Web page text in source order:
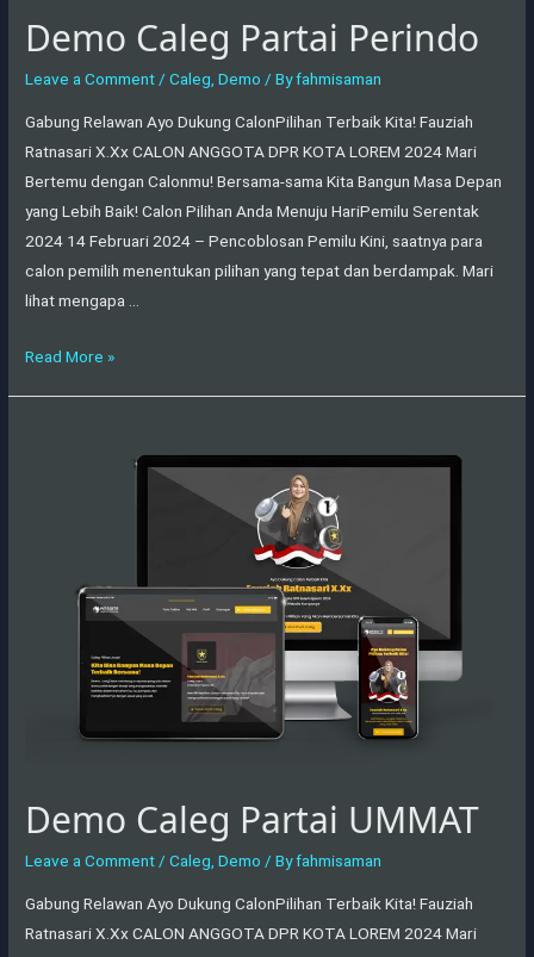
Demo Caleg Partai Perindo
Leave a Comment/Caleg,Demo / Byfahmisaman
Gabung Relawan Ayo Dukung CalonPilihan Terbaik Kita! Fauziah
Ratnasari X.Xx CALON ANGGOTA DPR KOTA LOREM 2024 Mari
Bertemu dengan Calonmu! Bersama-sama Kita Bangun Masa Depan
yang Lebih Baik! Calon Pilihan Anda Menuju HariPemilu Serentak
2024 14 Februari 2024 – Pencoblosan Pemilu Kini, saatnya para
calon pemilih menentukan pilihan yang tepat dan berdampak. Mari
lihat mengapa …
Read More »
Demo Caleg Partai UMMAT
Leave a Comment /Caleg ,Demo / Byfahmisaman
Gabung Relawan Ayo Dukung CalonPilihan Terbaik Kita! Fauziah
Ratnasari X.Xx CALON ANGGOTA DPR KOTA LOREM 2024 Mari